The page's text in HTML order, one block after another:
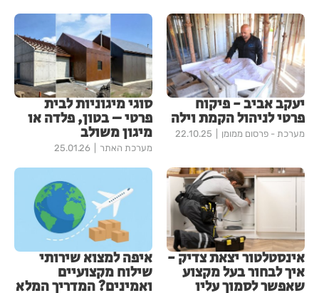
יעקב אביב - פיקוח
פרטי לניהול הקמת וילה
מערכת - פרסום ממומן 22.10.25
סוגי מיגוניות לבית
פרטי – בטון, פלדה או
מיגון משולב
מערכת האתר 25.01.26
אינסטלטור יצאת צדיק -
איך לבחור בעל מקצוע
שאפשר לסמוך עליו
איפה למצוא שירותי
שילוח מקצועיים
ואמינים? המדריך המלא